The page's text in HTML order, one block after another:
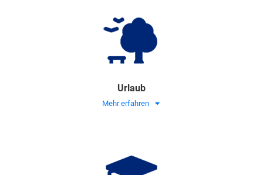
Urlaub
Mehr erfahren